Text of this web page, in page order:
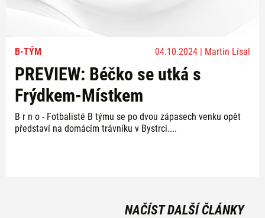
B-TÝM 04.10.2024 | Martin Lísal
PREVIEW: Béčko se utká s
Frýdkem-Místkem
B r n o - Fotbalisté B týmu se po dvou zápasech venku opět
představí na domácím trávníku v Bystrci....
NAČÍST DALŠÍ ČLÁNKY